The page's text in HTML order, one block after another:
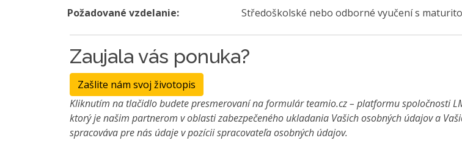
Požadované vzdelanie:
Středoškolské nebo odborné vyučení s
Zaujala vás ponuka?
Zašlite nám svoj životopis
Kliknutím na tlačidlo budete presmerovaní na formulár teamio.cz – platformu spoločnosti
ktorý je našim partnerom v oblasti zabezpečeného ukladania Vašich osobných údajov a
spracováva pre nás údaje v pozícii spracovateľa osobných údajov.